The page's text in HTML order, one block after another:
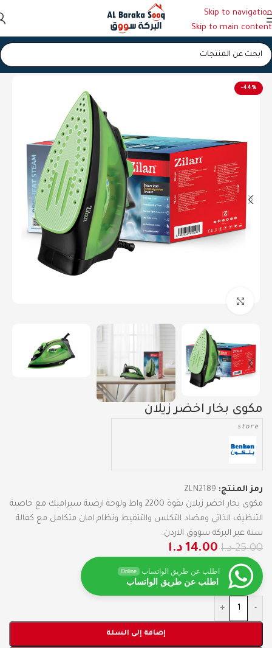
Skip to navigation
Skip to main content
الرئيسية/مكوى
-44%
مكوى بخار اخضر زيلان
store
رمز المنتج: ZLN2189
مكوى بخار اخضر زيلان بقوة 2200 واط ولوحة ارضية سيراميك مع خاصية
التنظيف الذاتي ومضاد التكلس والتنقيط ونظام امان متكامل مع كفالة
سنة عبر البركة سووق الاردن.
25.00 د.ا 14.00 د.ا
اطلب عن طريق الواتساب Online
اطلب عن طريق الواتساب
-
+
إضافة إلى السلة